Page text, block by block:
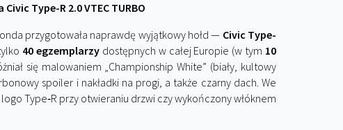
Type-R 2.0 VTEC TURBO
przygotowała naprawdę wyjątkowy hołd — Civic Type-
40 egzemplarzydostępnych w całej Europie (w tym 10
się malowaniem „Championship White” (biały, kultowy
spoiler i nakładki na progi, a także czarny dach. We
Type‑R przy otwieraniu drzwi czy wykończony włóknem